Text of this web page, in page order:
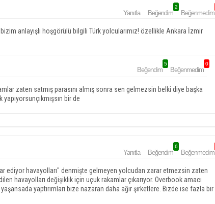
Yanıtla Beğendim
2
Beğenmedim
anlayışlı hoşgörülü bilgili Türk yolcularımız! özellikle Ankara İzmir
Beğendim
5
Beğenmedim
0
zaten satmış parasını almış sonra sen gelmezsin belki diye başka
bir de
Yanıtla Beğendim
6
Beğenmedim
ediyor havayolları" denmişte gelmeyen yolcudan zarar etmezsin zaten
havayolları değişiklik için uçuk rakamlar çıkarıyor. Overbook amacı
yaptırımları bize nazaran daha ağır şirketlere. Bizde ise fazla bir